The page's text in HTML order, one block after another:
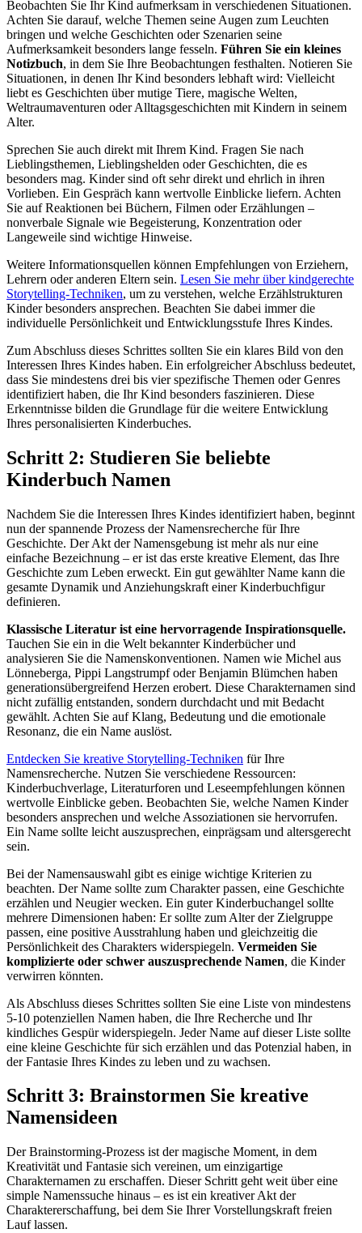
Beobachten Sie Ihr Kind aufmerksam in verschiedenen Situationen.
Achten Sie darauf, welche Themen seine Augen zum Leuchten
bringen und welche Geschichten oder Szenarien seine
Aufmerksamkeit besonders lange fesseln. Führen Sie ein kleines
Notizbuch, in dem Sie Ihre Beobachtungen festhalten. Notieren Sie
Situationen, in denen Ihr Kind besonders lebhaft wird: Vielleicht
liebt es Geschichten über mutige Tiere, magische Welten,
Weltraumaventuren oder Alltagsgeschichten mit Kindern in seinem
Alter.
Sprechen Sie auch direkt mit Ihrem Kind. Fragen Sie nach
Lieblingsthemen, Lieblingshelden oder Geschichten, die es
besonders mag. Kinder sind oft sehr direkt und ehrlich in ihren
Vorlieben. Ein Gespräch kann wertvolle Einblicke liefern. Achten
Sie auf Reaktionen bei Büchern, Filmen oder Erzählungen –
nonverbale Signale wie Begeisterung, Konzentration oder
Langeweile sind wichtige Hinweise.
Weitere Informationsquellen können Empfehlungen von Erziehern,
Lehrern oder anderen Eltern sein. Lesen Sie mehr über kindgerechte
Storytelling-Techniken, um zu verstehen, welche Erzählstrukturen
Kinder besonders ansprechen. Beachten Sie dabei immer die
individuelle Persönlichkeit und Entwicklungsstufe Ihres Kindes.
Zum Abschluss dieses Schrittes sollten Sie ein klares Bild von den
Interessen Ihres Kindes haben. Ein erfolgreicher Abschluss bedeutet,
dass Sie mindestens drei bis vier spezifische Themen oder Genres
identifiziert haben, die Ihr Kind besonders faszinieren. Diese
Erkenntnisse bilden die Grundlage für die weitere Entwicklung
Ihres personalisierten Kinderbuches.
Schritt 2: Studieren Sie beliebte
Kinderbuch Namen
Nachdem Sie die Interessen Ihres Kindes identifiziert haben, beginnt
nun der spannende Prozess der Namensrecherche für Ihre
Geschichte. Der Akt der Namensgebung ist mehr als nur eine
einfache Bezeichnung – er ist das erste kreative Element, das Ihre
Geschichte zum Leben erweckt. Ein gut gewählter Name kann die
gesamte Dynamik und Anziehungskraft einer Kinderbuchfigur
definieren.
Klassische Literatur ist eine hervorragende Inspirationsquelle.
Tauchen Sie ein in die Welt bekannter Kinderbücher und
analysieren Sie die Namenskonventionen. Namen wie Michel aus
Lönneberga, Pippi Langstrumpf oder Benjamin Blümchen haben
generationsübergreifend Herzen erobert. Diese Charakternamen sind
nicht zufällig entstanden, sondern durchdacht und mit Bedacht
gewählt. Achten Sie auf Klang, Bedeutung und die emotionale
Resonanz, die ein Name auslöst.
Entdecken Sie kreative Storytelling-Techniken für Ihre
Namensrecherche. Nutzen Sie verschiedene Ressourcen:
Kinderbuchverlage, Literaturforen und Leseempfehlungen können
wertvolle Einblicke geben. Beobachten Sie, welche Namen Kinder
besonders ansprechen und welche Assoziationen sie hervorrufen.
Ein Name sollte leicht auszusprechen, einprägsam und altersgerecht
sein.
Bei der Namensauswahl gibt es einige wichtige Kriterien zu
beachten. Der Name sollte zum Charakter passen, eine Geschichte
erzählen und Neugier wecken. Ein guter Kinderbuchangel sollte
mehrere Dimensionen haben: Er sollte zum Alter der Zielgruppe
passen, eine positive Ausstrahlung haben und gleichzeitig die
Persönlichkeit des Charakters widerspiegeln. Vermeiden Sie
komplizierte oder schwer auszusprechende Namen, die Kinder
verwirren könnten.
Als Abschluss dieses Schrittes sollten Sie eine Liste von mindestens
5-10 potenziellen Namen haben, die Ihre Recherche und Ihr
kindliches Gespür widerspiegeln. Jeder Name auf dieser Liste sollte
eine kleine Geschichte für sich erzählen und das Potenzial haben, in
der Fantasie Ihres Kindes zu leben und zu wachsen.
Schritt 3: Brainstormen Sie kreative
Namensideen
Der Brainstorming-Prozess ist der magische Moment, in dem
Kreativität und Fantasie sich vereinen, um einzigartige
Charakternamen zu erschaffen. Dieser Schritt geht weit über eine
simple Namenssuche hinaus – es ist ein kreativer Akt der
Charaktererschaffung, bei dem Sie Ihrer Vorstellungskraft freien
Lauf lassen.